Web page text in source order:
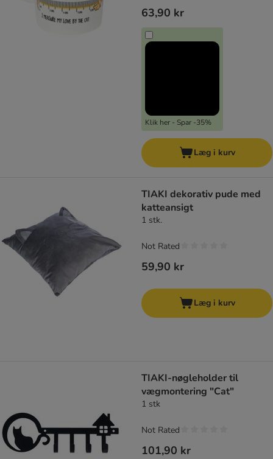
63,90 kr
Klik her - Spar -35%
Læg i kurv
TIAKI dekorativ pude med
katteansigt
1 stk.
59,90 kr
Not Rated
Læg i kurv
TIAKI-nøgleholder til
vægmontering "Cat"
1 stk
101,90 kr
Not Rated